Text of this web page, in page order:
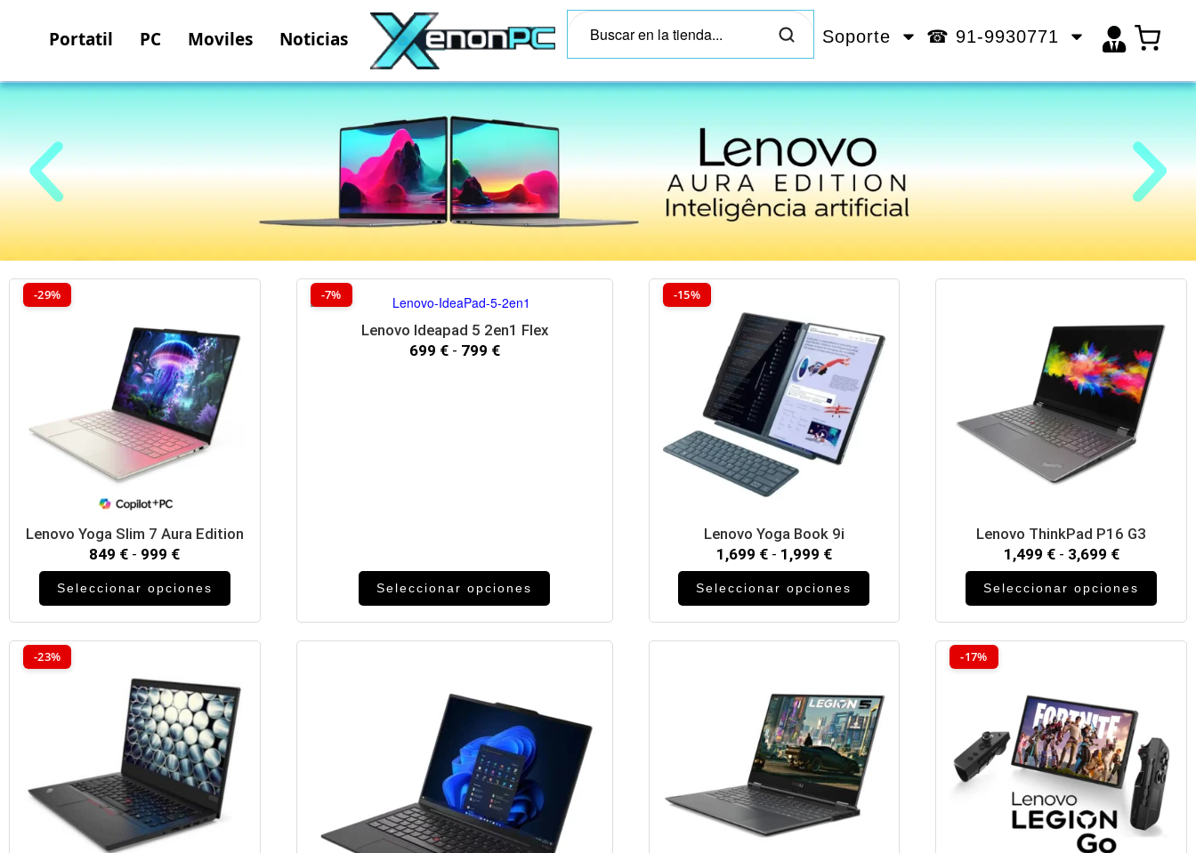
Portatil PC Moviles Noticias Soporte ☎ 91-9930771
Edition
-29%
Lenovo Yoga Slim 7 Aura Edition
849 € - 999 €
Seleccionar opciones
-7%
Lenovo Ideapad 5 2en1 Flex
699 € - 799 €
Seleccionar opciones
-15%
Lenovo Yoga Book 9i
1,699 € - 1,999 €
Seleccionar opciones
Lenovo ThinkPad P16 G3
1,499 € - 3,699 €
Seleccionar opciones
-23% -17%